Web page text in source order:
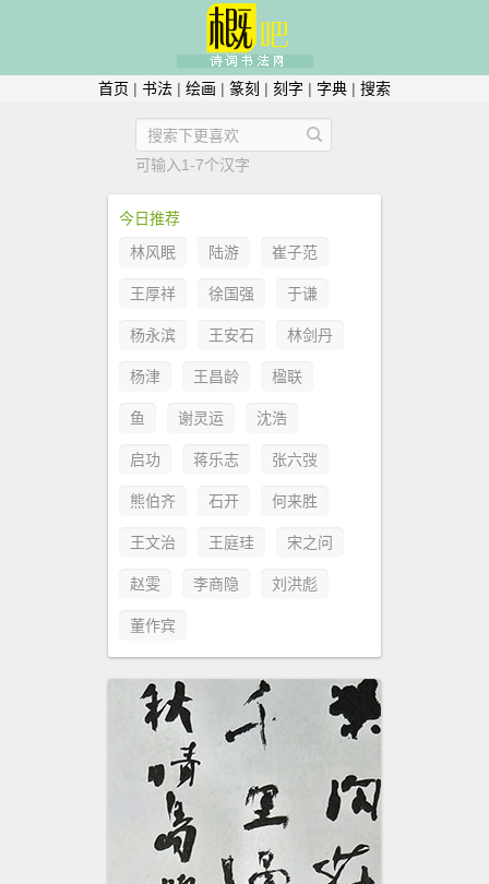
首页 | 书法 | 绘画 | 篆刻 | 刻字 | 字典 | 搜索
可输入1-7个汉字
今日推荐
林风眠
陆游 崔子范
王厚祥 徐国强 于谦
杨永滨 王安石 林剑丹
杨津 王昌龄 楹联
鱼 谢灵运 沈浩
启功 蒋乐志 张六弢
熊伯齐 石开 何来胜
王文治 王庭珪 宋之问
赵雯 李商隐 刘洪彪
董作宾